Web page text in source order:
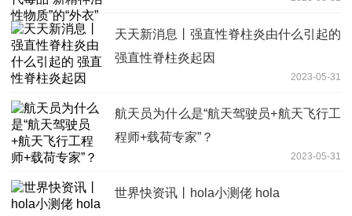
天天新消息丨强直性脊柱炎由什么引起的
强直性脊柱炎起因
2023-05-31
航天员为什么是“航天驾驶员+航天飞行工
程师+载荷专家”？
2023-05-31
世界快资讯丨hola小测佬 hola